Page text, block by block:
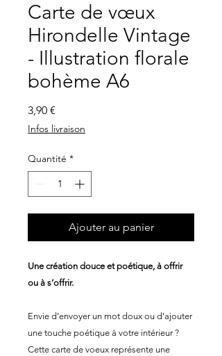
Carte de vœux
Hirondelle Vintage
- Illustration florale
bohème A6
3,90 €
Infos livraison
Quantité *
Ajouter au panier
Une création douce et poétique, à offrir
ou à s’offrir.
Envie d’envoyer un mot doux ou d’ajouter
une touche poétique à votre intérieur ?
Cette carte de voeux représente une